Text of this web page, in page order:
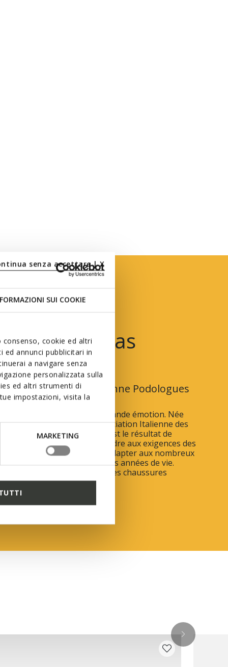
SUI COOKIE
cookie ed altri
annunci pubblicitari in
a navigare senza
personalizzata sulla
ed altri strumenti di
impostazioni, visita la
MARKETING
senza accettare | X
Premiers Pas
premiers pas est une grande émotion. Née
exclusive avec l’Association Italienne des
la collection Premiers Pas est le résultat de
approfondies visant à répondre aux exigences des
en pleine croissance et à s’adapter aux nombreux
qui marquent les premières années de vie.
10 conseils pour choisir les chaussures
vos petits !
En collaboration
avec l’Association Italienne Podologues
PLUS